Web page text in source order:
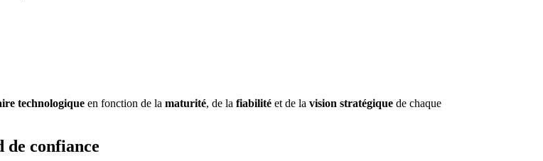
technologique en fonction de la maturité, de la fiabilité et de la vision stratégique de chaque
de confiance